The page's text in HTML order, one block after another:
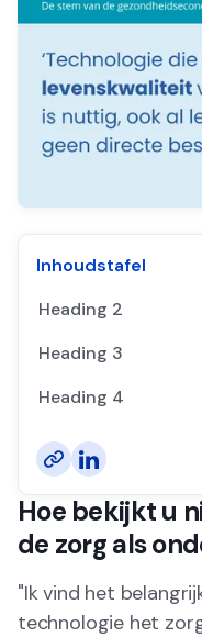
Inhoudstafel
Heading 2
Heading 3
Heading 4
Hoe bekijkt u
de zorg als
"Ik vind het
technologie het